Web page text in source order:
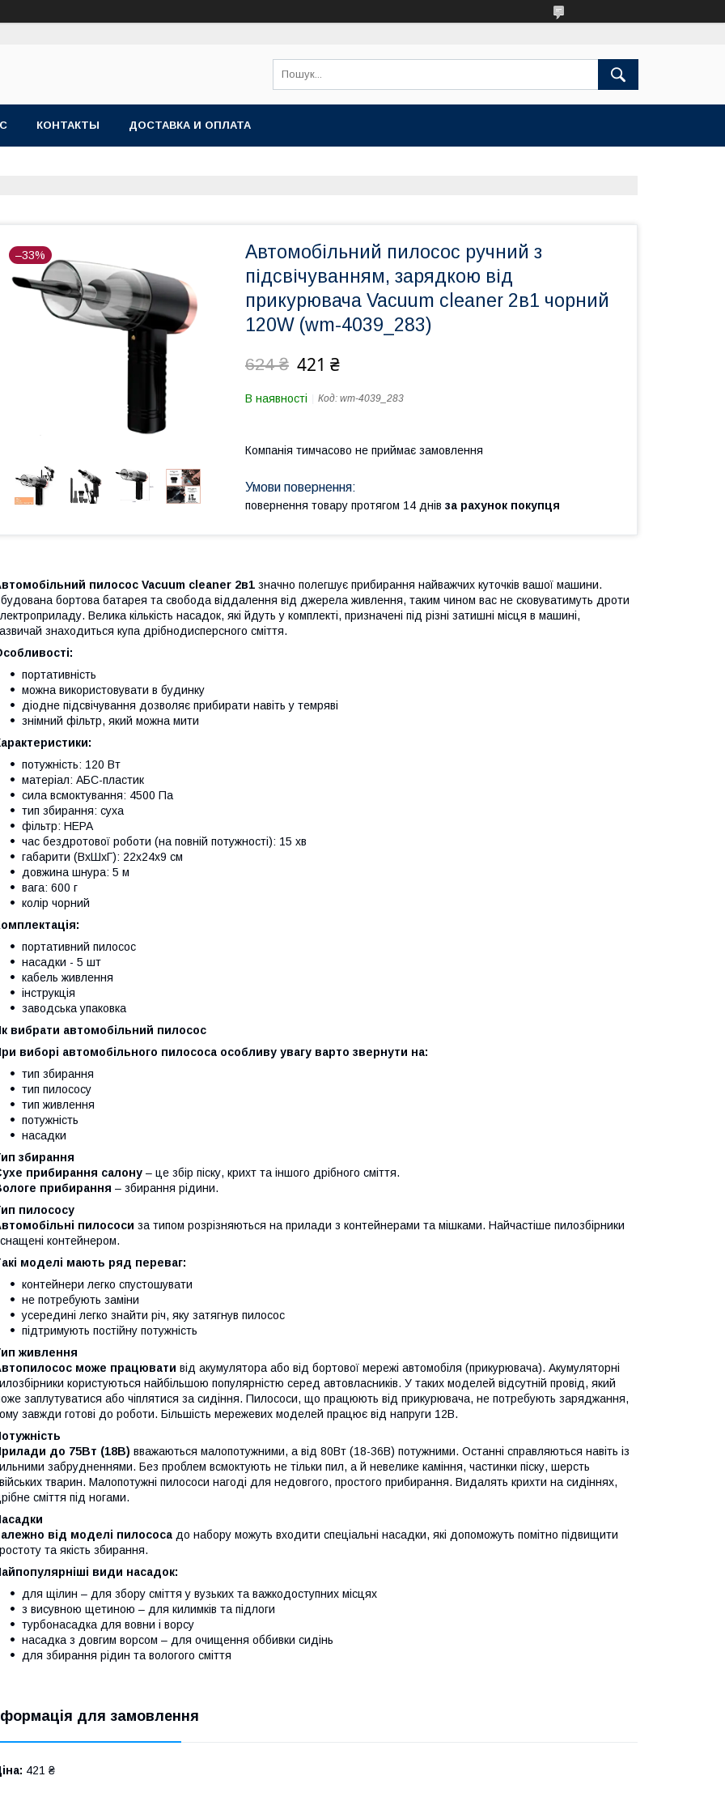
КОНТАКТЫ ДОСТАВКА И ОПЛАТА
–33%
Автомобільний пилосос ручний з
підсвічуванням, зарядкою від
прикурювача Vacuum cleaner 2в1 чорний
120W (wm-4039_283)
624 ₴ 421 ₴
В наявності Код: wm-4039_283
Компанія тимчасово не приймає замовлення
повернення товару протягом 14 днів за рахунок покупця
пилосос Vacuum cleaner 2в1 значно полегшує прибирання найважчих куточків вашої машини.
бортова батарея та свобода віддалення від джерела живлення, таким чином вас не сковуватимуть дроти
Велика кількість насадок, які йдуть у комплекті, призначені під різні затишні місця в машині,
знаходиться купа дрібнодисперсного сміття.
портативність
можна використовувати в будинку
діодне підсвічування дозволяє прибирати навіть у темряві
знімний фільтр, який можна мити
потужність: 120 Вт
матеріал: АБС-пластик
сила всмоктування: 4500 Па
тип збирання: суха
фільтр: HEPA
час бездротової роботи (на повній потужності): 15 хв
габарити (ВхШхГ): 22х24х9 см
довжина шнура: 5 м
вага: 600 г
колір чорний
портативний пилосос
насадки - 5 шт
кабель живлення
інструкція
заводська упаковка
вибрати автомобільний пилосос
виборі автомобільного пилососа особливу увагу варто звернути на:
тип збирання
тип пилососу
тип живлення
потужність
насадки
збирання
прибирання салону – це збір піску, крихт та іншого дрібного сміття.
прибирання – збирання рідини.
пилососу
пилососи за типом розрізняються на прилади з контейнерами та мішками. Найчастіше пилозбірники
контейнером.
моделі мають ряд переваг:
контейнери легко спустошувати
не потребують заміни
усередині легко знайти річ, яку затягнув пилосос
підтримують постійну потужність
живлення
може працювати від акумулятора або від бортової мережі автомобіля (прикурювача). Акумуляторні
користуються найбільшою популярністю серед автовласників. У таких моделей відсутній провід, який
заплутуватися або чіплятися за сидіння. Пилососи, що працюють від прикурювача, не потребують заряджання,
завжди готові до роботи. Більшість мережевих моделей працює від напруги 12В.
до 75Вт (18В) вважаються малопотужними, а від 80Вт (18-36В) потужними. Останні справляються навіть із
забрудненнями. Без проблем всмоктують не тільки пил, а й невелике каміння, частинки піску, шерсть
тварин. Малопотужні пилососи нагоді для недовгого, простого прибирання. Видалять крихти на сидіннях,
сміття під ногами.
від моделі пилососа до набору можуть входити спеціальні насадки, які допоможуть помітно підвищити
та якість збирання.
види насадок:
для щілин – для збору сміття у вузьких та важкодоступних місцях
з висувною щетиною – для килимків та підлоги
турбонасадка для вовни і ворсу
насадка з довгим ворсом – для очищення оббивки сидінь
для збирання рідин та вологого сміття
для замовлення
421 ₴